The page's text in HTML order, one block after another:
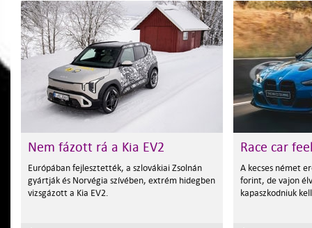
Nem fázott rá a Kia EV2
Európában fejlesztették, a szlovákiai Zsolnán
gyártják és Norvégia szívében, extrém hidegben
vizsgázott a Kia EV2.
Race car
A kecses német
forint, de vajon
kapaszkodniuk